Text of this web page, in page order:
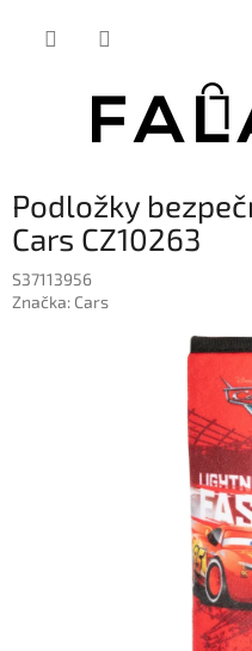
Podložky
Cars CZ10263
S37113956
Značka: Cars